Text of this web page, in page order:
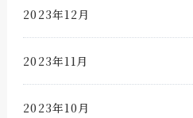
2023年12月
2023年11月
2023年10月